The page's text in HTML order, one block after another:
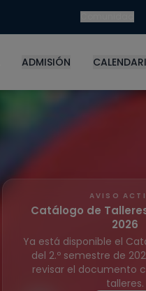
ADMISIÓN
AVISO
Catálogo de
2026
Ya está disponible el
del 2.º semestre de
revisar el documento
talleres.